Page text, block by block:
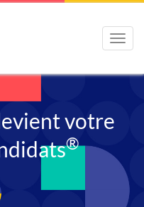
votre
®